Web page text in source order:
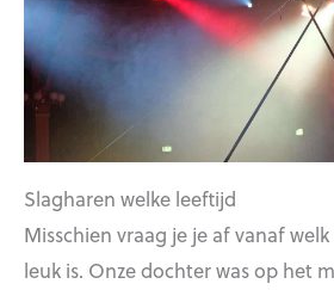
Slagharen welke leeftijd
Misschien vraag je je af vanaf
leuk is. Onze dochter was op het